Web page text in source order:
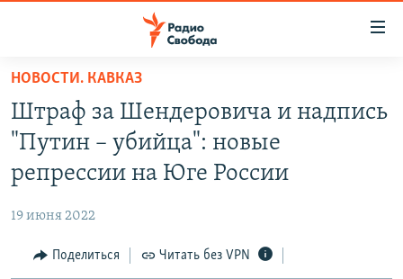
упрощенного
доступа
Вернуться
основному
Вернутся
ПРОГРАММЫ
ПОДКАСТЫ
АВТОРСКИЕ ПРОЕКТЫ
МНЕНИЯ
КУЛЬТУРА
НОВОСТИ. КАВКАЗ
Штраф за Шендеровича и надпись
"Путин – убийца": новые
репрессии на Юге России
19 июня 2022
Поделиться Читать без VPN